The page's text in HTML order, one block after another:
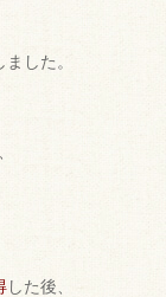
した。
した後、